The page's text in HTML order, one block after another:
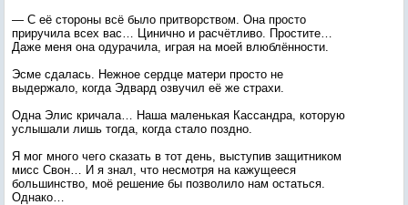
— С её стороны всё было притворством. Она просто
приручила всех вас… Цинично и расчётливо. Простите…
Даже меня она одурачила, играя на моей влюблённости.
Эсме сдалась. Нежное сердце матери просто не
выдержало, когда Эдвард озвучил её же страхи.
Одна Элис кричала… Наша маленькая Кассандра, которую
услышали лишь тогда, когда стало поздно.
Я мог много чего сказать в тот день, выступив защитником
мисс Свон… И я знал, что несмотря на кажущееся
большинство, моё решение бы позволило нам остаться.
Однако…